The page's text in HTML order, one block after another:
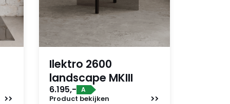
Ilektro 2600
landscape MKIII
6.195,- A
Product bekijken